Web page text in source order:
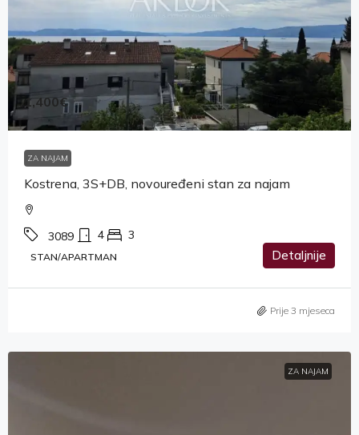
1,400€
ZA NAJAM
Kostrena, 3S+DB, novouređeni stan za najam
3089 4 3
STAN/APARTMAN Detaljnije
Prije 3 mjeseca
ZA NAJAM